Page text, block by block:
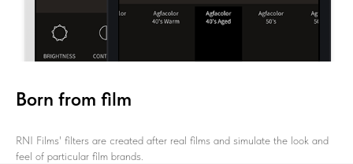
Born from film
RNI Films' filters are created after real films and simulate the look and
feel of particular film brands.